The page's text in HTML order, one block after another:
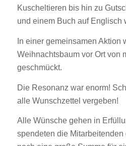
Kuscheltieren bis hin zu
und einem Buch auf Englisch
In einer gemeinsamen Aktion
Weihnachtsbaum vor Ort von
geschmückt.
Die Resonanz war enorm!
alle Wunschzettel vergeben!
Alle Wünsche gehen in
spendeten die Mitarbeitenden